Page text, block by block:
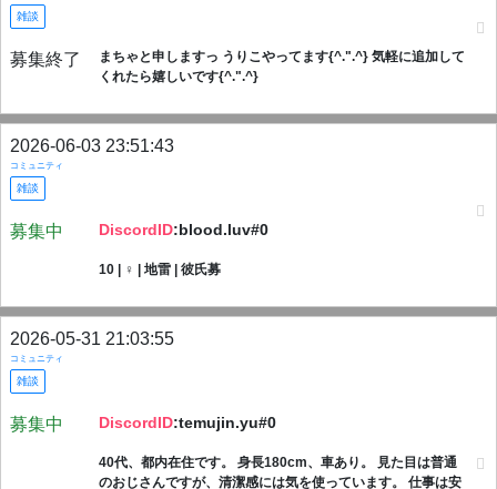
雑談
募集終了
まちゃと申しますっ うりこやってます{^.".^} 気軽に追加して
くれたら嬉しいです{^.".^}
2026-06-03 23:51:43
コミュニティ
雑談
募集中 DiscordID:blood.luv#0
10 | ︎︎♀ | 地雷 | 彼氏募
2026-05-31 21:03:55
コミュニティ
雑談
募集中 DiscordID:temujin.yu#0
40代、都内在住です。 身長180cm、車あり。 見た目は普通
のおじさんですが、清潔感には気を使っています。 仕事は安